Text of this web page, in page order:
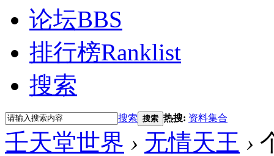
论坛BBS
排行榜Ranklist
搜索
搜索 搜索 热搜: 资料集合
壬天堂世界 › 无情天王 ›